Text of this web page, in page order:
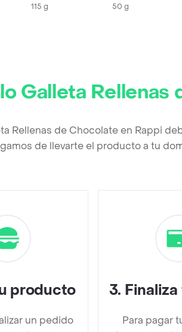
115 g
50 g
Galleta Rellenas
Rellenas de Chocolate en Rappi
de llevarte el producto a tu
producto
un pedido
3.
Para pagar